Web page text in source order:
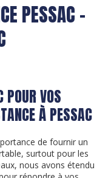
PESSAC -
POUR VOS
À PESSAC
de fournir un
surtout pour les
nous avons étendu